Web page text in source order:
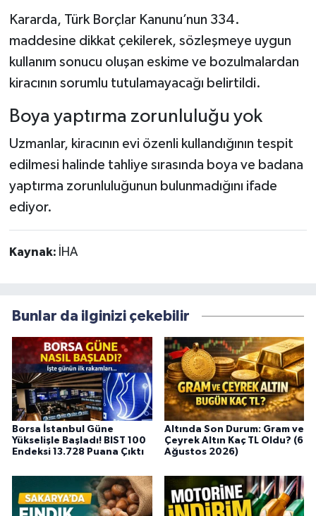
Kararda, Türk Borçlar Kanunu’nun 334.
maddesine dikkat çekilerek, sözleşmeye uygun
kullanım sonucu oluşan eskime ve bozulmalardan
kiracının sorumlu tutulamayacağı belirtildi.
Boya yaptırma zorunluluğu yok
Uzmanlar, kiracının evi özenli kullandığının tespit
edilmesi halinde tahliye sırasında boya ve badana
yaptırma zorunluluğunun bulunmadığını ifade
ediyor.
Kaynak: İHA
Bunlar da ilginizi çekebilir
Borsa İstanbul Güne
Yükselişle Başladı! BIST 100
Endeksi 13.728 Puana Çıktı
Altında Son Durum: Gram ve
Çeyrek Altın Kaç TL Oldu? (6
Ağustos 2026)